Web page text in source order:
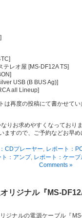
レオ屋 [MS-DF12A TS]
USB (B BUS Ag)]
all Lineup]
再度の投稿にて書かせてい
りお求めやすくなっておりま
ますので、ご予約などお早め
CDプレーヤー, レポート：
：アンプ, レポート：ケーブ
Comments »
リジナル『MS-
ジナルの電源ケーブル『